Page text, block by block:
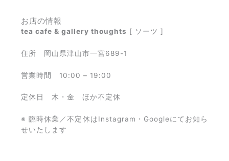
お店の情報
tea cafe & gallery thoughts [ ソーツ ]
住所 岡山県津山市一宮689-1
営業時間 10:00 – 19:00
定休日 木・金 ほか不定休
※ 臨時休業／不定休はInstagram・Googleにてお知ら
せいたします